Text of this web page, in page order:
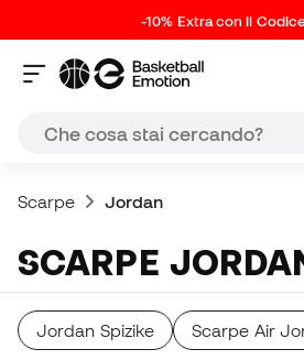
-10% Extra con il
Scarpe Jordan
SCARPE
Jordan Spizike Scarpe Air